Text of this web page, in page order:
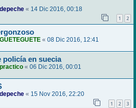
depeche « 14 Dic 2016, 00:18
1 2
GUETEGUETE « 08 Dic 2016, 12:41
policía en suecia
practico « 06 Dic 2016, 00:01
depeche « 15 Nov 2016, 22:20
1 2 3